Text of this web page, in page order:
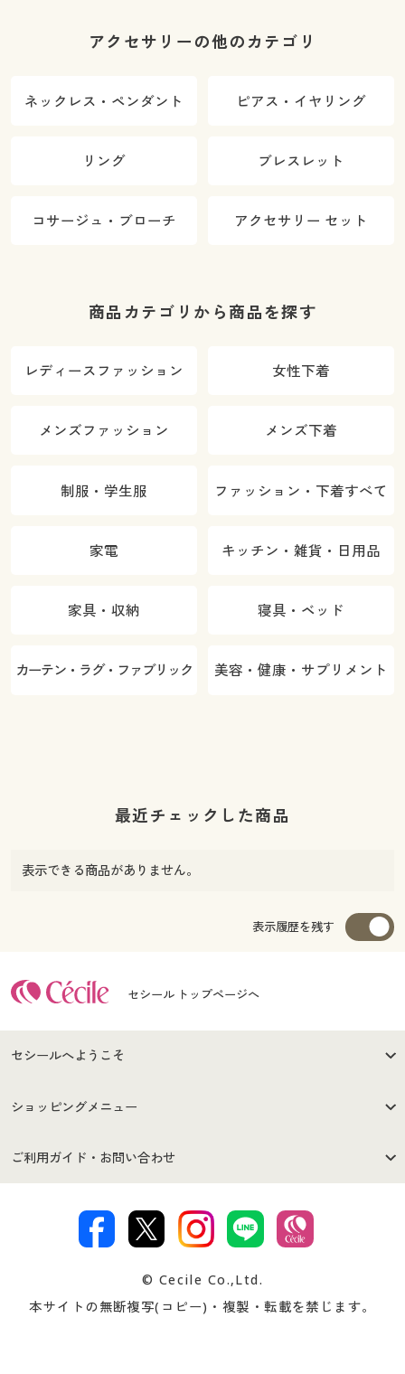
アクセサリーの他のカテゴリ
ネックレス・ペンダント ピアス・イヤリング
リング ブレスレット
コサージュ・ブローチ アクセサリー セット
商品カテゴリから商品を探す
レディースファッション 女性下着
メンズファッション メンズ下着
制服・学生服 ファッション・下着すべて
家電 キッチン・雑貨・日用品
家具・収納 寝具・ベッド
カーテン・ラグ・ファブリック 美容・健康・サプリメント
最近チェックした商品
表示できる商品がありません。
表示履歴を残す
セシール トップページへ
セシールへようこそ
はじめての方へ
セシールご利用規約
著作権・商標について 会社案内
ショッピングメニュー
商品カテゴリ
プレゼント＆キャンペーン サイトマップ
ご利用ガイド・お問い合わせ
交換・返品は お支払は
ついて
忘れの場合
© Cecile Co.,Ltd.
本サイトの無断複写(コピー)・複製・転載を禁じます。